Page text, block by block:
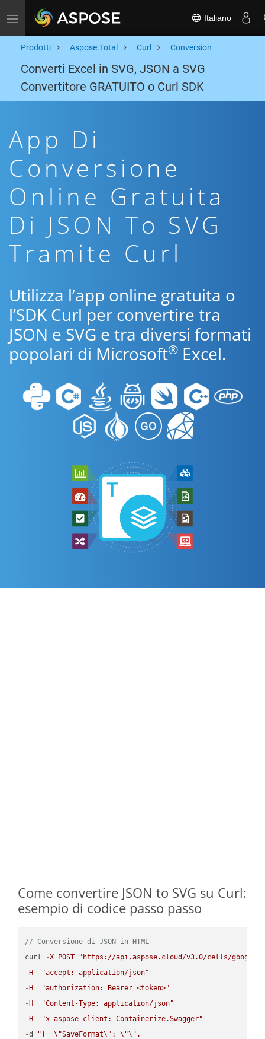
Toggle navigation Italiano
Prodotti Aspose.Total Curl Conversion
Converti Excel in SVG, JSON a SVG
Convertitore GRATUITO o Curl SDK
App Di
Conversione
Online Gratuita
Di JSON To SVG
Tramite Curl
Utilizza l’app online gratuita o
l’SDK Curl per convertire tra
JSON e SVG e tra diversi formati
popolari di Microsoft® Excel.
Come convertire JSON to SVG su Curl:
esempio di codice passo passo
// Conversione di JSON in HTML
curl
-X POST
"https://api.aspose.cloud/v3.0/cells/
- H
"accept: application/json"
- H
"authorization: Bearer <token>"
- H
"Content-Type: application/json"
- H
"x-aspose-client: Containerize.Swagger"
-d "{ \"SaveFormat\" : \"\" ,